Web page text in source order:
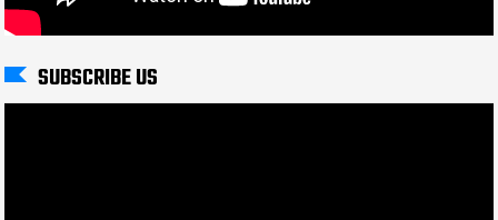
SUBSCRIBE US